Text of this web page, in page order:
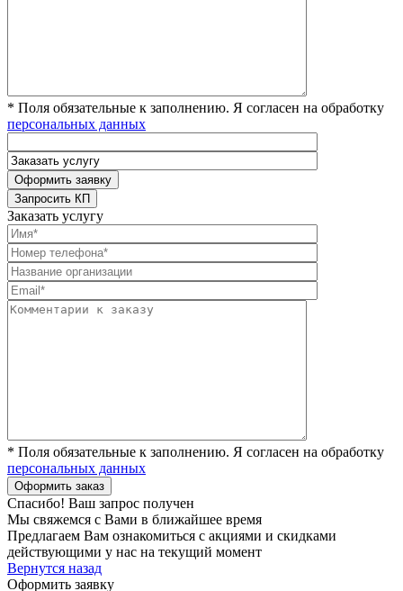
* Поля обязательные к заполнению. Я согласен на обработку
персональных данных
Заказать услугу
* Поля обязательные к заполнению. Я согласен на обработку
персональных данных
Спасибо! Ваш запрос получен
Мы свяжемся с Вами в ближайшее время
Предлагаем Вам ознакомиться с акциями и скидками
действующими у нас на текущий момент
Вернутся назад
Оформить заявку